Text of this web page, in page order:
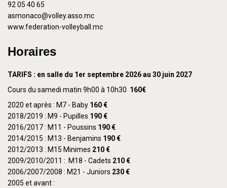
92 05 40 65
asmonaco@volley.asso.mc
www.federation-volleyball.mc
Horaires
TARIFS : en salle du 1er septembre 2026 au 30 juin 2027
Cours du samedi matin 9h00 à 10h30 160€
2020 et après : M7 - Baby 160 €
2018/2019 : M9 - Pupilles 190 €
2016/2017 : M11 - Poussins 190 €
2014/2015 : M13 - Benjamins 190 €
2012/2013 : M15 Minimes 210 €
2009/2010/2011 : M18 - Cadets 210 €
2006/2007/2008 : M21 - Juniors 230 €
2005 et avant :